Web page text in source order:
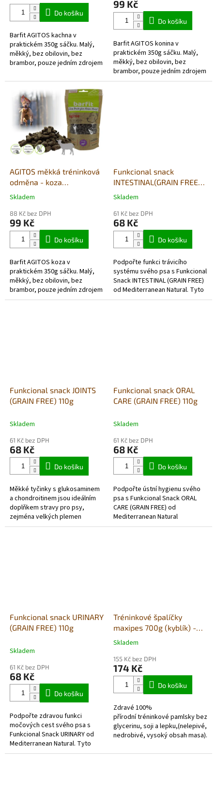
hvězdiček.
Do košíku
Barfit AGITOS kachna v
praktickém 350g sáčku. Malý,
měkký, bez obilovin, bez
brambor, pouze jedním zdrojem
převážně z čerstvých...
99 Kč
Do košíku
Barfit AGITOS konina v
praktickém 350g sáčku. Malý,
měkký, bez obilovin, bez
brambor, pouze jedním zdrojem
živočišných bílkovin a vyrobený
AGITOS měkká tréninková
odměna - koza
monoprotein 350g
Průměrné
produktu
je
hvězdiček.
Skladem
88 Kč bez DPH
99 Kč
Do košíku
Barfit AGITOS koza v
praktickém 350g sáčku. Malý,
měkký, bez obilovin, bez
brambor, pouze jedním zdrojem
živočišných bílkovin a vyrobený
Funkcional snack
INTESTINAL(GRAIN FREE)
110g
Průměrné
produktu
je
hvězdiček.
Skladem
61 Kč bez DPH
68 Kč
Do košíku
Podpořte funkci trávicího
systému svého psa s Funkcional
Snack INTESTINAL (GRAIN FREE)
od Mediterranean Natural. Tyto
chutné pamlsky jsou speciálně
Funkcional snack JOINTS
(GRAIN FREE) 110g
Skladem
61 Kč bez DPH
68 Kč
Do košíku
Měkké tyčinky s glukosaminem
a chondroitinem jsou ideálním
doplňkem stravy pro psy,
zejména velkých plemen
náchylných k problémům s
Funkcional snack ORAL
CARE (GRAIN FREE) 110g
Skladem
61 Kč bez DPH
68 Kč
Do košíku
Podpořte ústní hygienu svého
psa s Funkcional Snack ORAL
CARE (GRAIN FREE) od
Mediterranean Natural
s mořskou řasou Ascophyllum
Funkcional snack URINARY
(GRAIN FREE) 110g
Skladem
61 Kč bez DPH
68 Kč
Do košíku
Podpořte zdravou funkci
močových cest svého psa s
Funkcional Snack URINARY od
Mediterranean Natural. Tyto
chutné pamlsky jsou speciálně
Tréninkové špalíčky
maxipes 700g (kyblík) -
konina+jehněčí
Průměrné
produktu
je
hvězdiček.
Skladem
155 Kč bez DPH
174 Kč
Do košíku
Zdravé 100%
přírodní tréninkové pamlsky bez
glycerinu, soji a lepku,(nelepivé,
nedrobivé, vysoký obsah masa).
s čekankou a oleji.